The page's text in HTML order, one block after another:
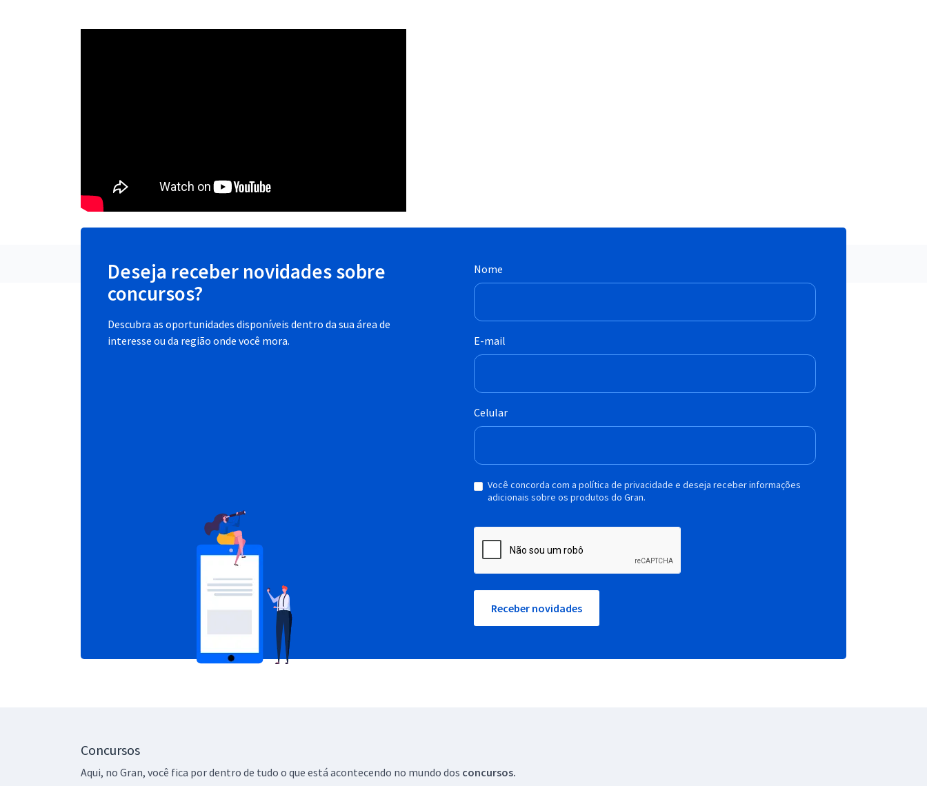
Deseja receber novidades sobre
concursos?
Descubra as oportunidades disponíveis dentro da sua área de
interesse ou da região onde você mora.
Nome
E-mail
Celular
Você concorda com a política de privacidade e deseja receber informações
adicionais sobre os produtos do Gran.
Receber novidades
Concursos
Aqui, no Gran, você fica por dentro de tudo o que está acontecendo no mundo dos concursos.